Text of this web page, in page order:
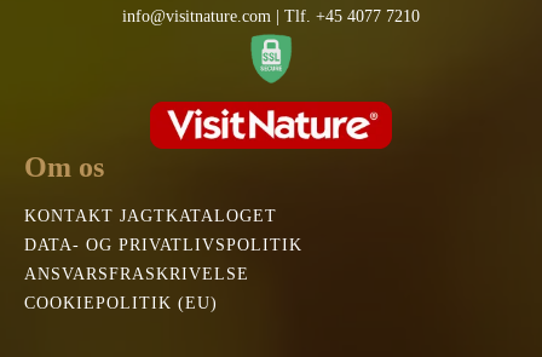
info@visitnature.com | Tlf. +45 4077 7210
Om os
KONTAKT JAGTKATALOGET
DATA- OG PRIVATLIVSPOLITIK
ANSVARSFRASKRIVELSE
COOKIEPOLITIK (EU)